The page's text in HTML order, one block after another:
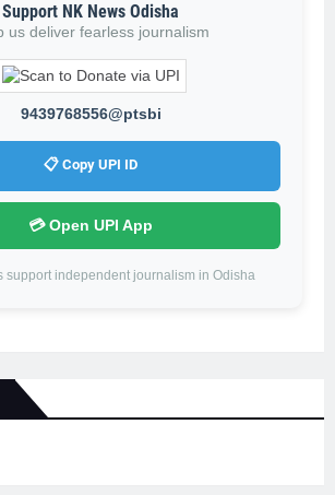
Support NK News Odisha
us deliver fearless journalism
9439768556@ptsbi
📋 Copy UPI ID
💳 Open UPI App
support independent journalism in Odisha